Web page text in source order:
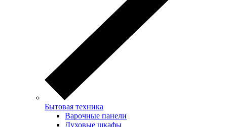
Бытовая техника
Варочные панели
Духовые шкафы